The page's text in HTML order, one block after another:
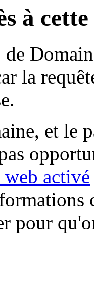
à
la
et le
web activé
pour